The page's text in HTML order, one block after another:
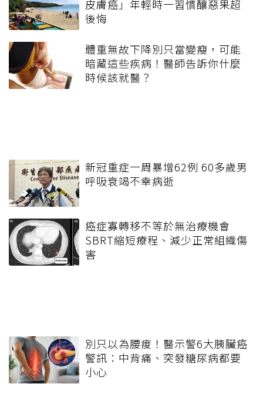
皮膚癌」年輕時一習慣釀惡果超
後悔
體重無故下降別只當變瘦，可能
暗藏這些疾病！醫師告訴你什麼
時候該就醫？
新冠重症一周暴增62例 60多歲男
呼吸衰竭不幸病逝
癌症寡轉移不等於無治療機會
SBRT縮短療程、減少正常組織傷
害
別只以為腰痠！醫示警6大胰臟癌
警訊：中背痛、突發糖尿病都要
小心